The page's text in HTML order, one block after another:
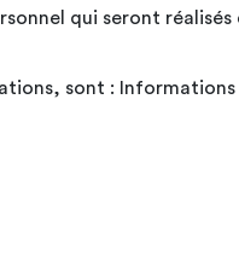
qui seront
sont : Informations